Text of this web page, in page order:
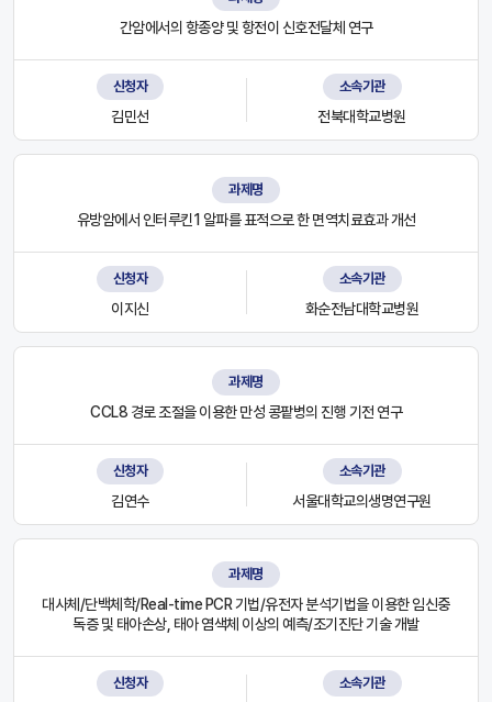
간암에서의 항종양 및 항전이 신호전달체 연구
신청자
김민선
소속기관
전북대학교병원
과제명
유방암에서 인터루킨1 알파를 표적으로 한 면역치료효과 개선
신청자
이지신
소속기관
화순전남대학교병원
과제명
CCL8 경로 조절을 이용한 만성 콩팥병의 진행 기전 연구
신청자
김연수
소속기관
서울대학교의생명연구원
과제명
대사체/단백체학/Real-time PCR 기법/유전자 분석기법을 이용한 임신중
독증 및 태아손상, 태아 염색체 이상의 예측/조기진단 기술 개발
신청자 소속기관